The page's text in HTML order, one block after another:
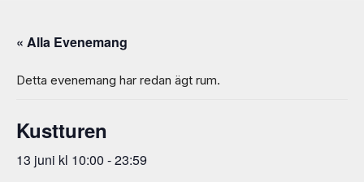
« Alla Evenemang
Detta evenemang har redan ägt rum.
Kustturen
13 juni kl 10:00 -23:59